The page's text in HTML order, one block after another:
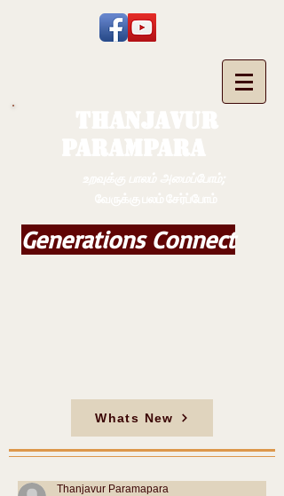
Generations Connect
Whats New
Thanjavur Paramapara